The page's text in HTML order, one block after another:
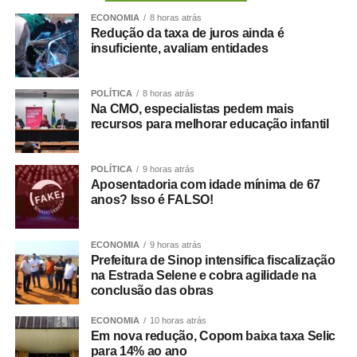
destacou que os resultados refletem o fortalecimento da
rede pública de saúde.
“Os números demonstram que o Hospital Municipal de
nossa rede de urgência e emergência. Ser responsável
por praticamente metade das transferências das UPAs
significa garantir acesso mais rápido à internação,
desafogar as unidades de pronto atendimento e oferecer
um cuidado mais resolutivo à população. Nosso
compromisso é continuar fortalecendo a rede municipal
com planejamento, investimentos e ampliação da
Liderança nas internações em enfermaria
O desempenho do HMC torna-se ainda mais expressivo
quando analisadas apenas as internações em
enfermaria. Nos dois meses avaliados, a unidade
recebeu 638 pacientes — 335 em maio e 303 em junho
—, concentrando 53,6% de todas as transferências
ECONOMIA 8 horas atrás
Redução da taxa de juros ainda é
insuficiente, avaliam entidades
POLÍTICA 8 horas atrás
Na CMO, especialistas pedem mais
recursos para melhorar educação infantil
POLÍTICA 9 horas atrás
Aposentadoria com idade mínima de 67
anos? Isso é FALSO!
ECONOMIA 9 horas atrás
Prefeitura de Sinop intensifica fiscalização
na Estrada Selene e cobra agilidade na
conclusão das obras
ECONOMIA 10 horas atrás
Em nova redução, Copom baixa taxa Selic
para 14% ao ano